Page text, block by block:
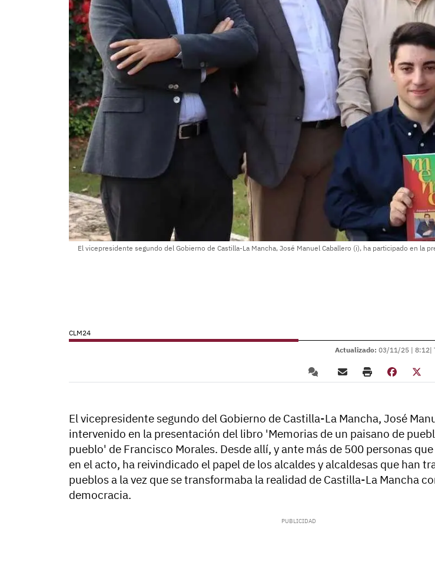
El vicepresidente segundo del Gobierno de Castilla-La Mancha, José Manuel Caballero (i), ha participado en la
CLM24
Actualizado: 03/11/25 | 8:12|
El vicepresidente segundo del Gobierno de Castilla-La Mancha, José
intervenido en la presentación del libro 'Memorias de un paisano de
pueblo' de Francisco Morales. Desde allí, y ante más de 500 personas
en el acto, ha reivindicado el papel de los alcaldes y alcaldesas que han
pueblos a la vez que se transformaba la realidad de Castilla-La Mancha
democracia.